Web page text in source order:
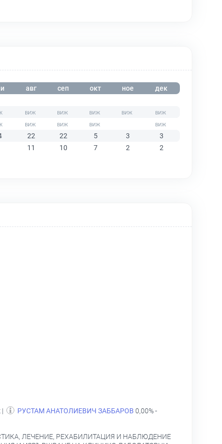
авг сеп окт ное дек
22 22 5 3
3
11
10 7 2 2
| РУСТАМ АНАТОЛИЕВИЧ ЗАББАРОВ 0,00% -
ЛЕЧЕНИЕ, РЕХАБИЛИТАЦИЯ И НАБЛЮДЕНИЕ